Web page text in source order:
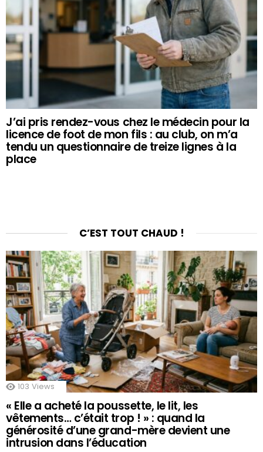
J’ai pris rendez-vous chez le médecin pour la
licence de foot de mon fils : au club, on m’a
tendu un questionnaire de treize lignes à la
place
C’EST TOUT CHAUD !
103 Views
« Elle a acheté la poussette, le lit, les
vêtements… c’était trop ! » : quand la
générosité d’une grand-mère devient une
intrusion dans l’éducation